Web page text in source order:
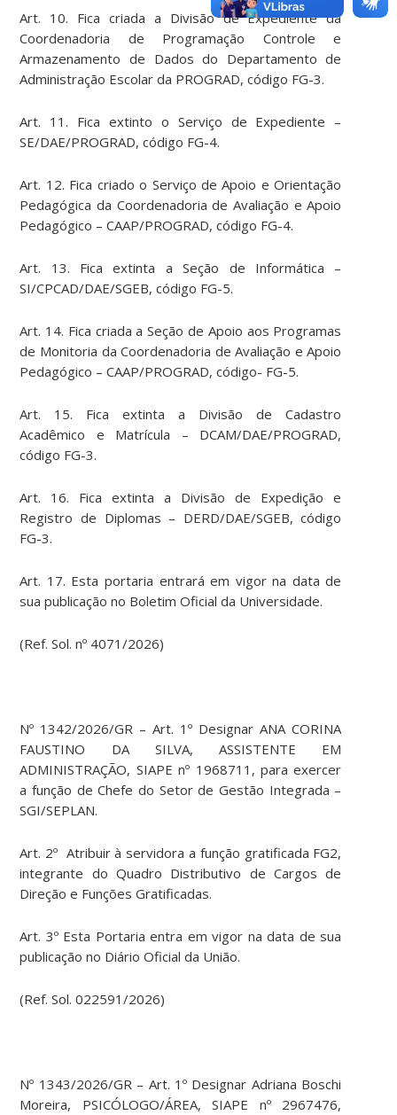
Art. 10. Fica criada a Divisão de Expediente da
Coordenadoria de Programação Controle e
Armazenamento de Dados do Departamento de
Administração Escolar da PROGRAD, código FG-3.
Art. 11. Fica extinto o Serviço de Expediente –
SE/DAE/PROGRAD, código FG-4.
Art. 12. Fica criado o Serviço de Apoio e Orientação
Pedagógica da Coordenadoria de Avaliação e Apoio
Pedagógico – CAAP/PROGRAD, código FG-4.
Art. 13. Fica extinta a Seção de Informática –
SI/CPCAD/DAE/SGEB, código FG-5.
Art. 14. Fica criada a Seção de Apoio aos Programas
de Monitoria da Coordenadoria de Avaliação e Apoio
Pedagógico – CAAP/PROGRAD, código- FG-5.
Art. 15. Fica extinta a Divisão de Cadastro
Acadêmico e Matrícula – DCAM/DAE/PROGRAD,
código FG-3.
Art. 16. Fica extinta a Divisão de Expedição e
Registro de Diplomas – DERD/DAE/SGEB, código
FG-3.
Art. 17. Esta portaria entrará em vigor na data de
sua publicação no Boletim Oficial da Universidade.
(Ref. Sol. nº 4071/2026)
Nº 1342/2026/GR – Art. 1º Designar ANA CORINA
FAUSTINO DA SILVA, ASSISTENTE EM
ADMINISTRAÇÃO, SIAPE nº 1968711, para exercer
a função de Chefe do Setor de Gestão Integrada –
SGI/SEPLAN.
Art. 2º Atribuir à servidora a função gratificada FG2,
integrante do Quadro Distributivo de Cargos de
Direção e Funções Gratificadas.
Art. 3º Esta Portaria entra em vigor na data de sua
publicação no Diário Oficial da União.
(Ref. Sol. 022591/2026)
Nº 1343/2026/GR – Art. 1º Designar Adriana Boschi
Moreira, PSICÓLOGO/ÁREA, SIAPE nº 2967476,